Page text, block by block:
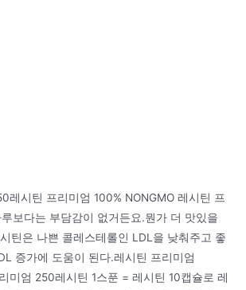
레시틴 프리미엄 100% NONGMO 레시틴 프
보다는 부담감이 없거든요.뭔가 더 맛있을
틴은 나쁜 콜레스테롤인 LDL을 낮춰주고 좋
증가에 도움이 된다.레시틴 프리미엄
미엄 250레시틴 1스푼 = 레시틴 10캡슐로 레